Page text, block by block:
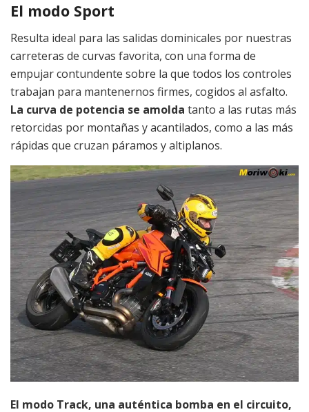
El modo Sport
Resulta ideal para las salidas dominicales por nuestras
carreteras de curvas favorita, con una forma de
empujar contundente sobre la que todos los controles
trabajan para mantenernos firmes, cogidos al asfalto.
La curva de potencia se amolda tanto a las rutas más
retorcidas por montañas y acantilados, como a las más
rápidas que cruzan páramos y altiplanos.
El modo Track, una auténtica bomba en el circuito,